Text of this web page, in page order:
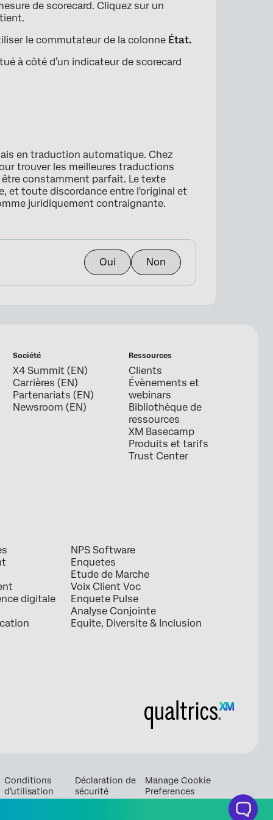
de scorecard. Cliquez sur un
le commutateur de la colonne État.
à côté d’un indicateur de scorecard
en traduction automatique. Chez
trouver les meilleures traductions
constamment parfait. Le texte
et toute discordance entre l'original et
juridiquement contraignante.
Oui Non
Société
X4 Summit (EN)
Carrières (EN)
Partenariats (EN)
Newsroom (EN)
Ressources
Clients
Évènements et
webinars
Bibliothèque de
ressources
XM Basecamp
Produits et tarifs
Trust Center
digitale
NPS Software
Enquetes
Etude de Marche
Voix Client Voc
Enquete Pulse
Analyse Conjointe
Equite, Diversite & Inclusion
Conditions
d’utilisation
Déclaration de
sécurité
Manage Cookie
Preferences